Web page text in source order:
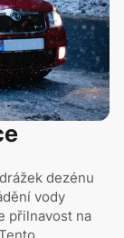
dezénu
vody
přilnavost na